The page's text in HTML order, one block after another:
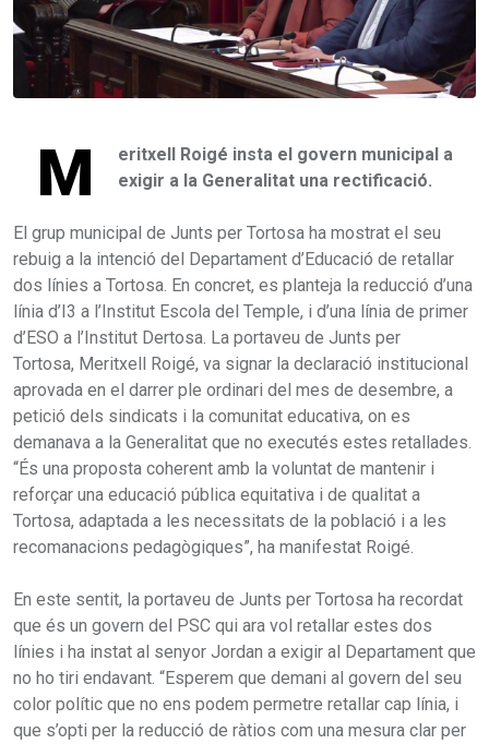
M
eritxell Roigé insta el govern municipal a
exigir a la Generalitat una rectificació.
El grup municipal de Junts per Tortosa ha mostrat el seu
rebuig a la intenció del Departament d’Educació de retallar
dos línies a Tortosa. En concret, es planteja la reducció d’una
línia d’I3 a l’Institut Escola del Temple, i d’una línia de primer
d’ESO a l’Institut Dertosa. La portaveu de Junts per
Tortosa, Meritxell Roigé, va signar la declaració institucional
aprovada en el darrer ple ordinari del mes de desembre, a
petició dels sindicats i la comunitat educativa, on es
demanava a la Generalitat que no executés estes retallades.
“És una proposta coherent amb la voluntat de mantenir i
reforçar una educació pública equitativa i de qualitat a
Tortosa, adaptada a les necessitats de la població i a les
recomanacions pedagògiques”, ha manifestat Roigé.
En este sentit, la portaveu de Junts per Tortosa ha recordat
que és un govern del PSC qui ara vol retallar estes dos
línies i ha instat al senyor Jordan a exigir al Departament que
no ho tiri endavant. “Esperem que demani al govern del seu
color polític que no ens podem permetre retallar cap línia, i
que s’opti per la reducció de ràtios com una mesura clar per